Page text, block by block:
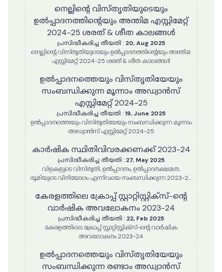
നെല്ലിൻ്റെ വിസ്തൃതിയുടെയും
ഉൽപ്പാദനത്തിൻ്റെയും അന്തിമ എസ്റ്റിമേറ്റ്
2024-25 ശരത് & ശീത കാലങ്ങൾ
പ്രസിദ്ധീകരിച്ച തീയതി : 20, Aug 2025
നെല്ലിൻ്റെ വിസ്തൃതിയുടെയും ഉൽപ്പാദനത്തിൻ്റെയും അന്തിമ
എസ്റ്റിമേറ്റ് 2024-25 ശരത് & ശീത കാലങ്ങൾ
ഉൽപ്പാദനത്തെയും വിസ്തൃതിയേയും
സംബന്ധിക്കുന്ന മൂന്നാം അഡ്വാൻസ്
എസ്റ്റിമേറ്റ് 2024-25
പ്രസിദ്ധീകരിച്ച തീയതി :19, June 2025
ഉൽപ്പാദനത്തെയും വിസ്തൃതിയേയും സംബന്ധിക്കുന്ന മൂന്നാം
അഡ്വാൻസ് എസ്റ്റിമേറ്റ് 2024-25
കാർഷിക സ്ഥിതിവിവരക്കണക്ക് 2023-24
പ്രസിദ്ധീകരിച്ച തീയതി : 27, May 2025
വിളകളുടെ വിസ്തൃതി, ഉൽപ്പാദനം, ഉൽപ്പാദനക്ഷമത,
ഭൂമിയുടെ വിനിയോഗം എന്നിവയെ സംബന്ധിക്കുന്ന 2023-24
കേരളത്തിലെ ക്രോപ്പ് സ്റ്റാറ്റിസ്റ്റിക്‌സ്-ന്റെ
വാർഷിക അവലോകനം 2023-24
പ്രസിദ്ധീകരിച്ച തീയതി : 22, Feb 2025
കേരളത്തിലെ ക്രോപ്പ് സ്റ്റാറ്റിസ്റ്റിക്‌സ്-ന്റെ വാർഷിക
അവലോകനം 2023-24
ഉൽപ്പാദനത്തെയും വിസ്തൃതിയേയും
സംബന്ധിക്കുന്ന രണ്ടാം അഡ്വാൻസ്